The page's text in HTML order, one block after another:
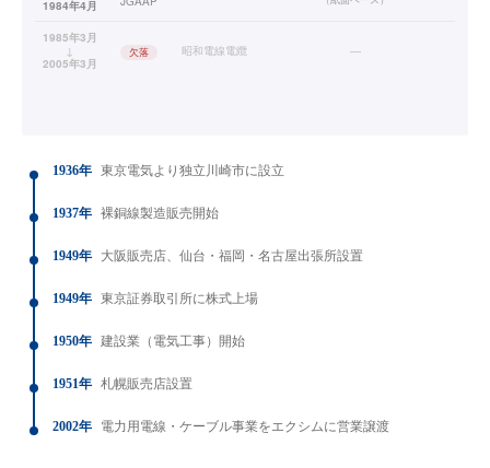
1984年4月
1985年3月
↓
2005年3月
欠落 昭和電線電纜 —
1936年 東京電気より独立川崎市に設立
1937年 裸銅線製造販売開始
1949年 大阪販売店、仙台・福岡・名古屋出張所設置
1949年 東京証券取引所に株式上場
1950年 建設業（電気工事）開始
1951年 札幌販売店設置
2002年 電力用電線・ケーブル事業をエクシムに営業譲渡